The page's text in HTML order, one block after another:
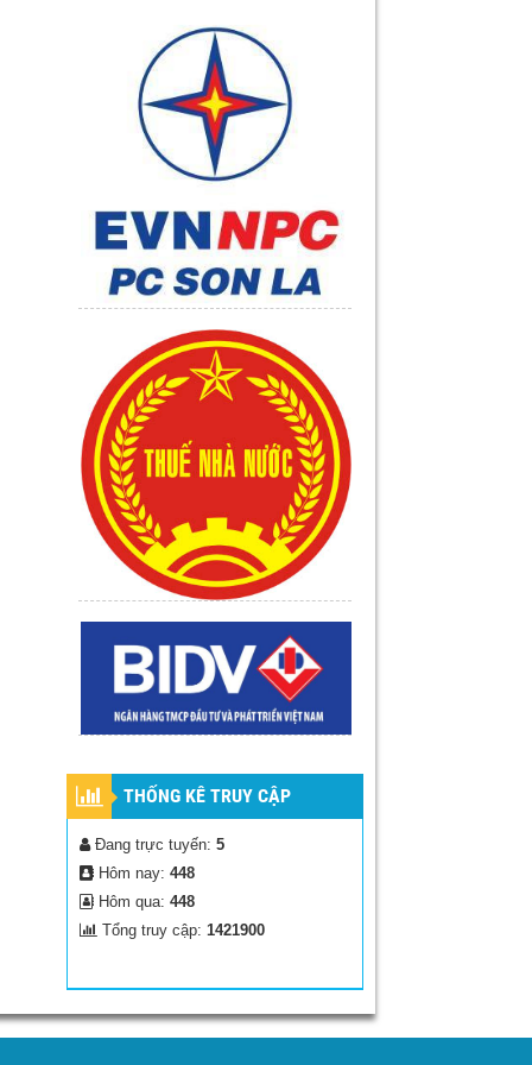
THỐNG KÊ TRUY CẬP
Đang trực tuyến: 5
Hôm nay: 448
Hôm qua: 448
Tổng truy cập: 1421900